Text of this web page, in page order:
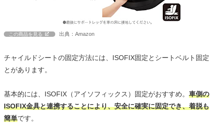
この商品を見る 出典：Amazon
チャイルドシートの固定方法には、ISOFIX固定とシートベルト固定
とがあります。
基本的には、ISOFIX（アイソフィックス）固定がおすすめ。 車側の
ISOFIX金具と連携することにより、安全に確実に固定でき、着脱も
簡単です。